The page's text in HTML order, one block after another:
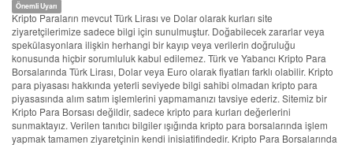
Önemli Uyarı
Kripto Paraların mevcut Türk Lirası ve Dolar olarak kurları site
ziyaretçilerimize sadece bilgi için sunulmuştur. Doğabilecek zararlar veya
spekülasyonlara ilişkin herhangi bir kayıp veya verilerin doğruluğu
konusunda hiçbir sorumluluk kabul edilemez. Türk ve Yabancı Kripto Para
Borsalarında Türk Lirası, Dolar veya Euro olarak fiyatları farklı olabilir. Kripto
para piyasası hakkında yeterli seviyede bilgi sahibi olmadan kripto para
piyasasında alım satım işlemlerini yapmamanızı tavsiye ederiz. Sitemiz bir
Kripto Para Borsası değildir, sadece kripto para kurları değerlerini
sunmaktayız. Verilen tanıtıcı bilgiler ışığında kripto para borsalarında işlem
yapmak tamamen ziyaretçinin kendi inisiatifindedir. Kripto Para Borsalarında